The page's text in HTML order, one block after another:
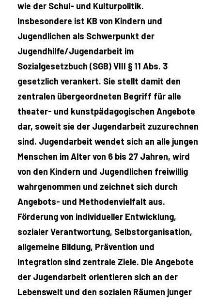
wie der Schul- und Kulturpolitik.
Insbesondere ist KB von Kindern und
Jugendlichen als Schwerpunkt der
Jugendhilfe/Jugendarbeit im
Sozialgesetzbuch (SGB) VIII § 11 Abs. 3
gesetzlich verankert. Sie stellt damit den
zentralen übergeordneten Begriff für alle
theater- und kunstpädagogischen Angebote
dar, soweit sie der Jugendarbeit zuzurechnen
sind. Jugendarbeit wendet sich an alle jungen
Menschen im Alter von 6 bis 27 Jahren, wird
von den Kindern und Jugendlichen freiwillig
wahrgenommen und zeichnet sich durch
Angebots- und Methodenvielfalt aus.
Förderung von individueller Entwicklung,
sozialer Verantwortung, Selbstorganisation,
allgemeine Bildung, Prävention und
Integration sind zentrale Ziele. Die Angebote
der Jugendarbeit orientieren sich an der
Lebenswelt und den sozialen Räumen junger